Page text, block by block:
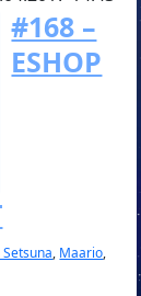
#168 –
ESHOP
, Maario,